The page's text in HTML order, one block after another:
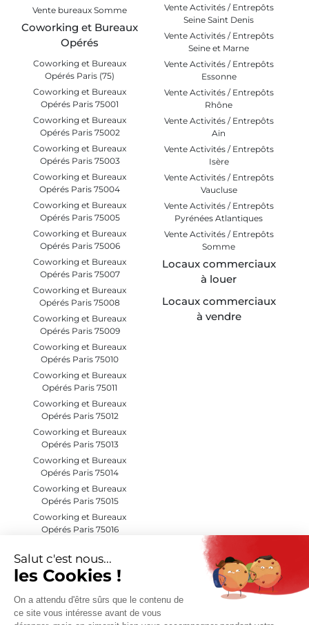
Vente bureaux Somme
Coworking et Bureaux
Opérés
Coworking et Bureaux
Opérés Paris (75)
Coworking et Bureaux
Opérés Paris 75001
Coworking et Bureaux
Opérés Paris 75002
Coworking et Bureaux
Opérés Paris 75003
Coworking et Bureaux
Opérés Paris 75004
Coworking et Bureaux
Opérés Paris 75005
Coworking et Bureaux
Opérés Paris 75006
Coworking et Bureaux
Opérés Paris 75007
Coworking et Bureaux
Opérés Paris 75008
Coworking et Bureaux
Opérés Paris 75009
Coworking et Bureaux
Opérés Paris 75010
Coworking et Bureaux
Opérés Paris 75011
Coworking et Bureaux
Opérés Paris 75012
Coworking et Bureaux
Opérés Paris 75013
Coworking et Bureaux
Opérés Paris 75014
Coworking et Bureaux
Opérés Paris 75015
Coworking et Bureaux
Opérés Paris 75016
Opérés Paris 75017
Coworking et Bureaux
Coworking et Bureaux
Opérés Paris 75019
Vente Activités / Entrepôts
Seine Saint Denis
Vente Activités / Entrepôts
Seine et Marne
Vente Activités / Entrepôts
Essonne
Vente Activités / Entrepôts
Rhône
Vente Activités / Entrepôts
Ain
Vente Activités / Entrepôts
Isère
Vente Activités / Entrepôts
Vaucluse
Vente Activités / Entrepôts
Pyrénées Atlantiques
Vente Activités / Entrepôts
Somme
Locaux commerciaux
à louer
Locaux commerciaux
à vendre